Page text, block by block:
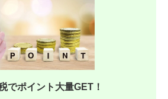
でポイント大量GET！